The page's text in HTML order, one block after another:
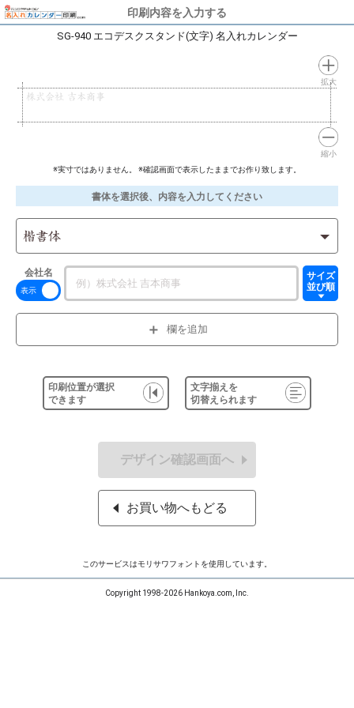
印刷内容を入力する
SG-940 エコデスクスタンド(文字) 名入れカレンダー
株式会社 吉本商事
拡大
縮小
※実寸ではありません。 ※確認画面で表示したままでお作り致します。
書体を選択後、内容を入力してください
楷書体
会社名
サイズ
並び順
欄を追加
印刷位置が選択
できます
文字揃えを
切替えられます
デザイン確認画面へ
お買い物へもどる
このサービスはモリサワフォントを使用しています。
Copyright 1998-2026 Hankoya.com, Inc.